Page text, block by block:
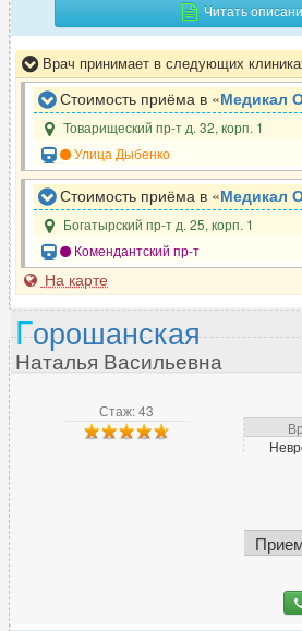
Гемостазиолог
Генетик
Гепатолог
Гинеколог
Гирудотерапевт
Гнатолог
Д
Дерматовенеролог
Дерматолог
Дефектолог
Диетолог
Читать
Врач принимает в следующих
Стоимость приёма в «Медикал
Товарищеский пр-т д. 32, корп. 1
Улица Дыбенко
Стоимость приёма в «Медикал
Богатырский пр-т д. 25, корп. 1
Комендантский пр-т
На карте
Стаж: 43
Горошанская
Наталья Васильевна